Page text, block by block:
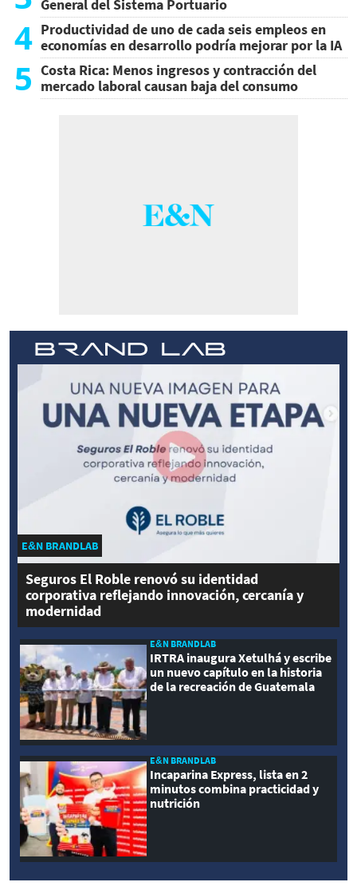
General del Sistema Portuario
4 Productividad de uno de cada seis empleos en
economías en desarrollo podría mejorar por la IA
5 Costa Rica: Menos ingresos y contracción del
mercado laboral causan baja del consumo
E&N BRANDLAB
Seguros El Roble renovó su identidad
corporativa reflejando innovación, cercanía y
modernidad
E&N BRANDLAB
IRTRA inaugura Xetulhá y escribe
un nuevo capítulo en la historia
de la recreación de Guatemala
E&N BRANDLAB
Incaparina Express, lista en 2
minutos combina practicidad y
nutrición